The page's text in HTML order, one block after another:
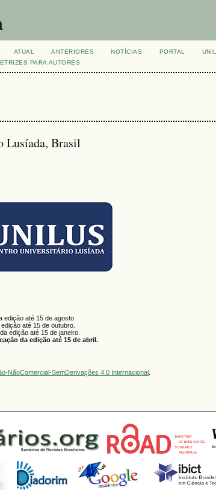
ATUAL ANTERIORES NOTÍCIAS PORTAL
PARA AUTORES
Lusíada, Brasil
edição até 15 de agosto.
até 15 de outubro.
edição até 15 de janeiro.
da edição até 15 de abril.
NãoComercial-SemDerivações 4.0 Internacional